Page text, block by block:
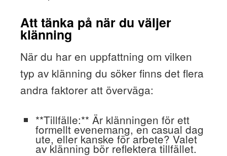
Att tänka på när du väljer
klänning
När du har en uppfattning om vilken
typ av klänning du söker finns det flera
andra faktorer att överväga:
**Tillfälle:** Är klänningen för ett
formellt evenemang, en casual dag
ute, eller kanske för arbete? Valet
av klänning bör reflektera tillfället.